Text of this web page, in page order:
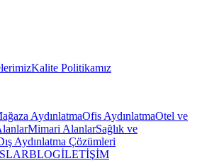
Kalite Politikamız
AydınlatmaOfis AydınlatmaOtel ve
Mimari AlanlarSağlık ve
Aydınlatma Çözümleri
BLOGİLETİŞİM